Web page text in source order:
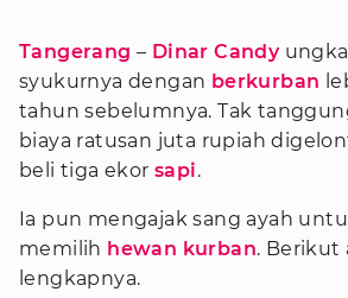
Tangerang – Dinar Candy
syukurnya dengan berkurban
tahun sebelumnya. Tak
biaya ratusan juta rupiah
beli tiga ekorsapi.
Ia pun mengajak sang ayah
memilih hewan kurban. Berikut
lengkapnya.